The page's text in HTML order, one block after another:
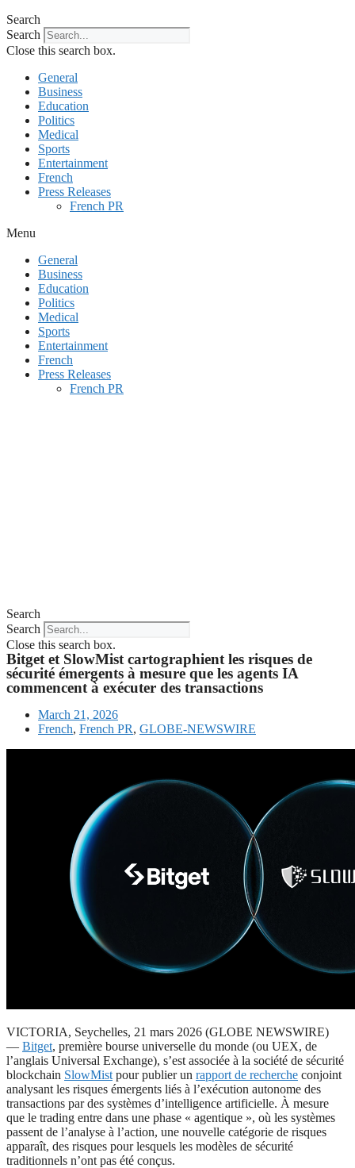
Search
Search
Close this search box.
General
Business
Education
Politics
Medical
Sports
Entertainment
French
Press Releases
French PR
Menu
General
Business
Education
Politics
Medical
Sports
Entertainment
French
Press Releases
French PR
Search
Search
Close this search box.
Bitget et SlowMist cartographient les risques de
sécurité émergents à mesure que les agents IA
commencent à exécuter des transactions
March 21, 2026
French, French PR, GLOBE-NEWSWIRE
VICTORIA, Seychelles, 21 mars 2026 (GLOBE NEWSWIRE)
— Bitget, première bourse universelle du monde (ou UEX, de
l’anglais Universal Exchange), s’est associée à la société de sécurité
blockchain SlowMist pour publier un rapport de recherche conjoint
analysant les risques émergents liés à l’exécution autonome des
transactions par des systèmes d’intelligence artificielle. À mesure
que le trading entre dans une phase « agentique », où les systèmes
passent de l’analyse à l’action, une nouvelle catégorie de risques
apparaît, des risques pour lesquels les modèles de sécurité
traditionnels n’ont pas été conçus.